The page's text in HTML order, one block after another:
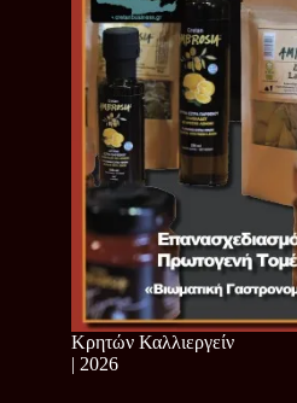
Κρητών Καλλιεργείν
| 2026